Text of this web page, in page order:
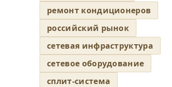
ремонт кондиционеров
российский рынок
сетевая инфраструктура
сетевое оборудование
сплит-система